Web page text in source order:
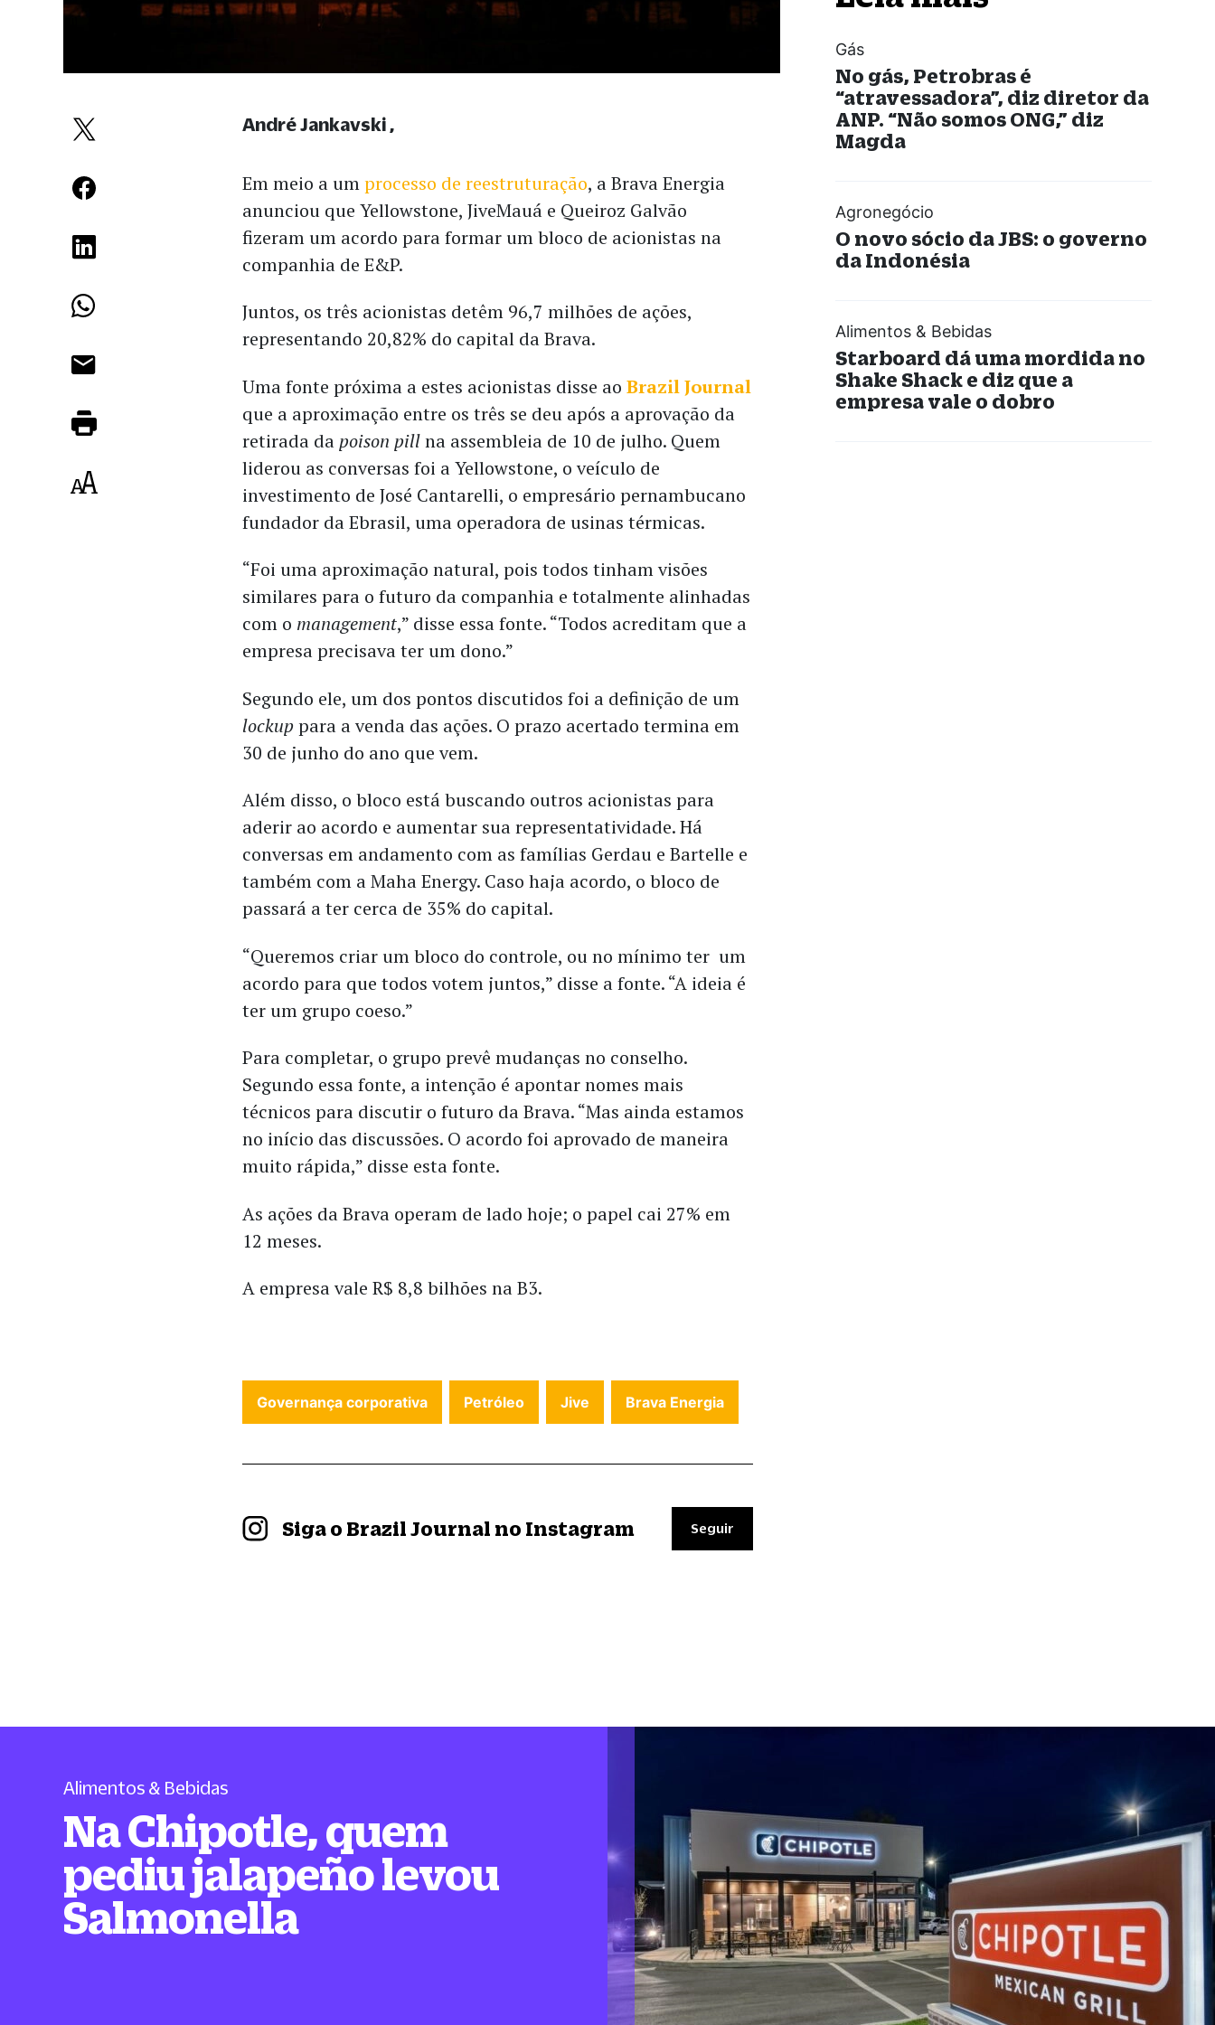
Em meio a umprocesso de reestruturação, a Brava Energia
anunciou que Yellowstone, JiveMauá e Queiroz Galvão
fizeram um acordo para formar um bloco de acionistas na
companhia de E&P.
Juntos, os três acionistas detêm 96,7 milhões de ações,
representando 20,82% do capital da Brava.
Uma fonte próxima a estes acionistas disse aoBrazil Journal
que a aproximação entre os três se deu após a aprovação da
retirada da poison pillna assembleia de 10 de julho. Quem
liderou as conversas foi a Yellowstone, o veículo de
investimento de José Cantarelli, o empresário pernambucano
fundador da Ebrasil, uma operadora de usinas térmicas.
“Foi uma aproximação natural, pois todos tinham visões
similares para o futuro da companhia e totalmente alinhadas
com o management,” disse essa fonte. “Todos acreditam que a
empresa precisava ter um dono.”
Segundo ele, um dos pontos discutidos foi a definição de um
lockuppara a venda das ações. O prazo acertado termina em
30 de junho do ano que vem.
Além disso, o bloco está buscando outros acionistas para
aderir ao acordo e aumentar sua representatividade. Há
conversas em andamento com as famílias Gerdau e Bartelle e
também com a Maha Energy. Caso haja acordo, o bloco de
passará a ter cerca de 35% do capital.
“Queremos criar um bloco do controle, ou no mínimo ter um
acordo para que todos votem juntos,” disse a fonte. “A ideia é
ter um grupo coeso.”
Para completar, o grupo prevê mudanças no conselho.
Segundo essa fonte, a intenção é apontar nomes mais
técnicos para discutir o futuro da Brava. “Mas ainda estamos
no início das discussões. O acordo foi aprovado de maneira
muito rápida,” disse esta fonte.
As ações da Brava operam de lado hoje; o papel cai 27% em
12 meses.
A empresa vale R$ 8,8 bilhões na B3.
André Jankavski
Governança corporativa Petróleo Jive Brava Energia
Siga o Brazil Journal no Instagram Seguir
Gás
No gás, Petrobras é
“atravessadora”, diz diretor da
ANP. “Não somos ONG,” diz
Magda
Agronegócio
O novo sócio da JBS: o governo
da Indonésia
Alimentos & Bebidas
Starboard dá uma mordida no
Shake Shack e diz que a
empresa vale o dobro
Alimentos & Bebidas
Na Chipotle, quem
pediu jalapeño levou
Salmonella